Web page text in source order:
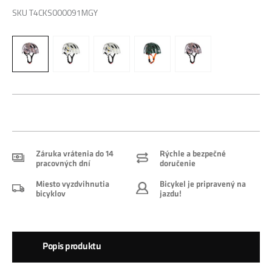
SKUT4CKS000091MGY
Záruka vrátenia do 14
pracovných dní
Rýchle a bezpečné
doručenie
Miesto vyzdvihnutia
bicyklov
Bicykel je pripravený na
jazdu!
Popis produktu